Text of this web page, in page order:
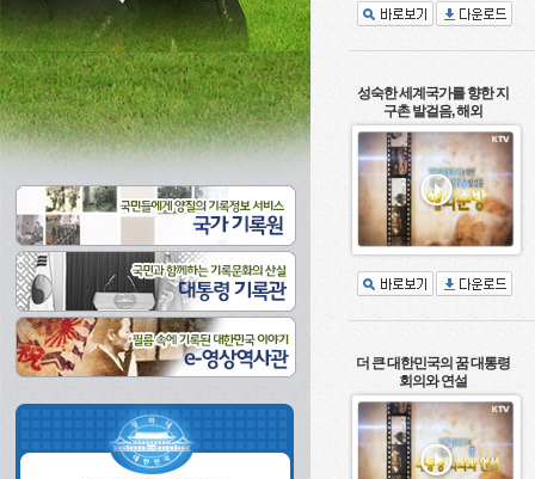
성숙한 세계국가를 향한 지
구촌 발걸음, 해외
더 큰 대한민국의 꿈 대통령
회의와 연설